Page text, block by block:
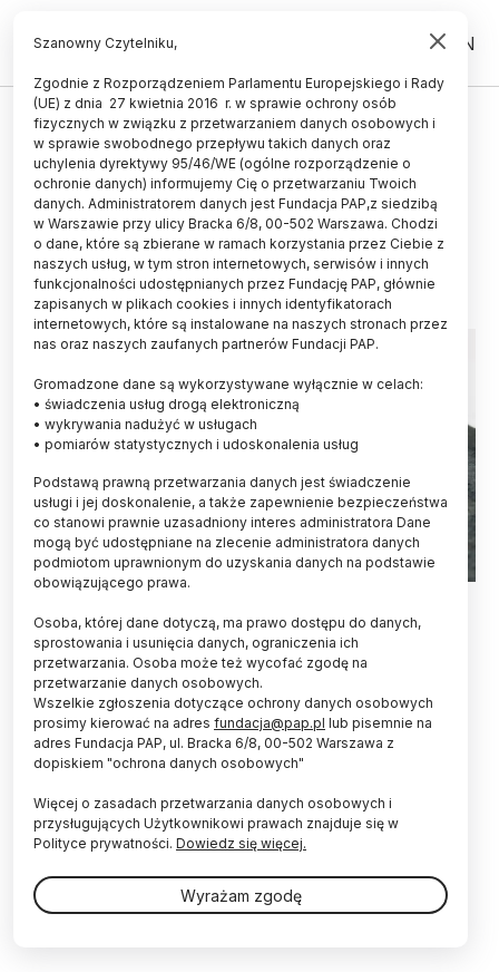
PL EN
ZIEMIA
Fitoremediacja na toksyczne
środowisko
ANNA MIKOŁAJCZYK-KŁĘBEK
05.12.2023
aktualizacja: 14.12.2023
4 minuty czytania
Read the English version of this article
Źródło: Adobe Stock
Fitoremediacja to metoda, w której do
oczyszczania środowiska z metali ciężkich
wykorzystuje się rośliny. Dzięki niej naukowcy z
Instytutu Ekologii Terenów Uprzemysłowionych
(IETU) w Katowicach przeprowadzili rekultywację
hałdy w Rudzie Śląskiej.
Jak wyjaśnia w rozmowie z Nauką w Polsce dr
Jacek Krzyżak z IETU, w fitoremediacji stosuje się
środowiska - gleb, wód oraz powietrza - z
zanieczyszczeń związkami organicznymi i
Szanowny Czytelniku,
Zgodnie z Rozporządzeniem Parlamentu Europejskiego i Rady
(UE) z dnia 27 kwietnia 2016 r. w sprawie ochrony osób
fizycznych w związku z przetwarzaniem danych osobowych i
w sprawie swobodnego przepływu takich danych oraz
uchylenia dyrektywy 95/46/WE (ogólne rozporządzenie o
ochronie danych) informujemy Cię o przetwarzaniu Twoich
danych. Administratorem danych jest Fundacja PAP,z siedzibą
w Warszawie przy ulicy Bracka 6/8, 00-502 Warszawa. Chodzi
o dane, które są zbierane w ramach korzystania przez Ciebie z
naszych usług, w tym stron internetowych, serwisów i innych
funkcjonalności udostępnianych przez Fundację PAP, głównie
zapisanych w plikach cookies i innych identyfikatorach
internetowych, które są instalowane na naszych stronach przez
nas oraz naszych zaufanych partnerów Fundacji PAP.
Gromadzone dane są wykorzystywane wyłącznie w celach:
• świadczenia usług drogą elektroniczną
• wykrywania nadużyć w usługach
• pomiarów statystycznych i udoskonalenia usług
Podstawą prawną przetwarzania danych jest świadczenie
usługi i jej doskonalenie, a także zapewnienie bezpieczeństwa
co stanowi prawnie uzasadniony interes administratora Dane
mogą być udostępniane na zlecenie administratora danych
podmiotom uprawnionym do uzyskania danych na podstawie
obowiązującego prawa.
Osoba, której dane dotyczą, ma prawo dostępu do danych,
sprostowania i usunięcia danych, ograniczenia ich
przetwarzania. Osoba może też wycofać zgodę na
przetwarzanie danych osobowych.
Wszelkie zgłoszenia dotyczące ochrony danych osobowych
prosimy kierować na adres fundacja@pap.pl lub pisemnie na
adres Fundacja PAP, ul. Bracka 6/8, 00-502 Warszawa z
dopiskiem "ochrona danych osobowych"
Więcej o zasadach przetwarzania danych osobowych i
przysługujących Użytkownikowi prawach znajduje się w
Polityce prywatności. Dowiedz się więcej.
Wyrażam zgodę